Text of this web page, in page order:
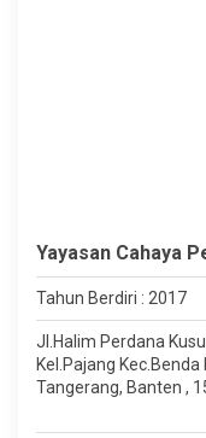
Yayasan Cahaya
Tahun Berdiri : 2017
Jl.Halim Perdana
Kel.Pajang
Tangerang, Banten ,